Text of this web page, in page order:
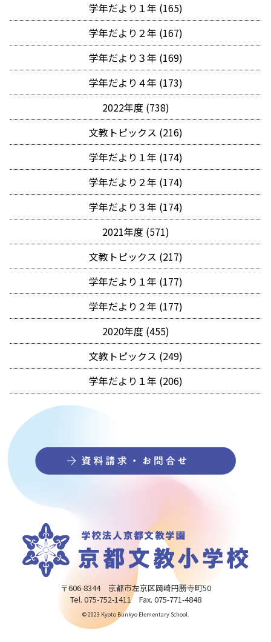
学年だより１年 (165)
学年だより２年 (167)
学年だより３年 (169)
学年だより４年 (173)
2022年度 (738)
文教トピックス (216)
学年だより１年 (174)
学年だより２年 (174)
学年だより３年 (174)
2021年度 (571)
文教トピックス (217)
学年だより１年 (177)
学年だより２年 (177)
2020年度 (455)
文教トピックス (249)
学年だより１年 (206)
〒606-8344 京都市左京区岡崎円勝寺町50
Tel. 075-752-1411 Fax. 075-771-4848
© 2023 Kyoto Bunkyo Elementary School.